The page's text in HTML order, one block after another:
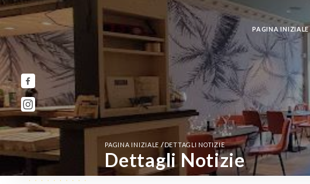
PAGINA INIZIALE
PAGINA INIZIALE / DETTAGLI NOTIZIE
Dettagli Notizie